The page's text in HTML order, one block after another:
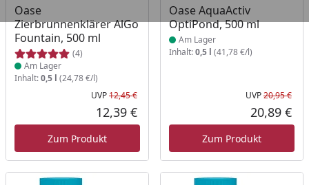
Oase
Zierbrunnenklärer AlGo
Fountain, 500 ml
(4)
Produkt am Lager
Am Lager
Inhalt:0,5 l (24,78 €/l)
Ursprünglicher Preis
UVP12,45 €
Aktueller Preis
12,39 €
Zum Produkt
Oase AquaActiv
OptiPond, 500 ml
Produkt am Lager
Am Lager
Inhalt:0,5 l (41,78 €/l)
UVP20,95 €
20,89 €
Zum Produkt